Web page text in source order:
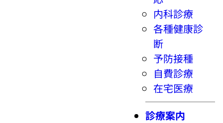
内科診療
各種健康診
断
予防接種
自費診療
在宅医療
診療案内